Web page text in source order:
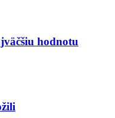
hodnotu